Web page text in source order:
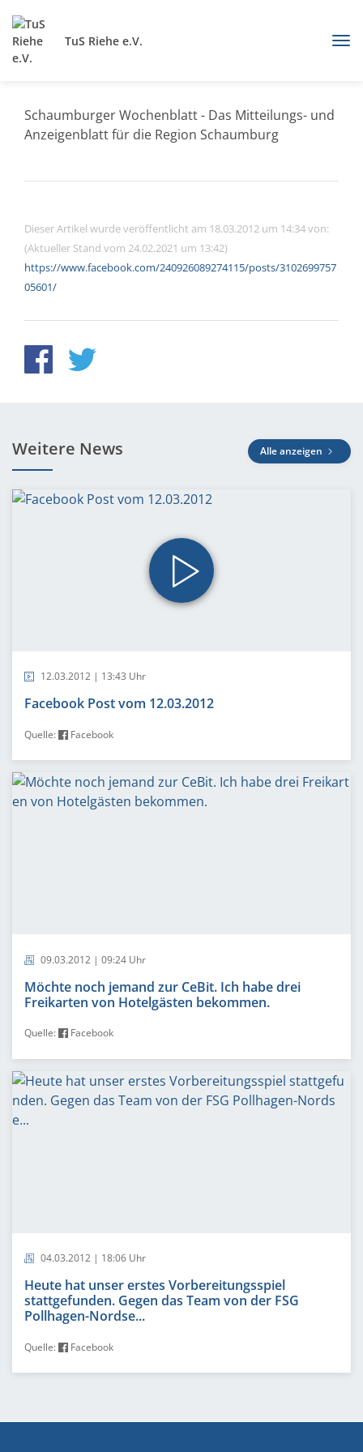
TuS Riehe e.V.
Schaumburger Wochenblatt - Das Mitteilungs- und
Anzeigenblatt für die Region Schaumburg
Dieser Artikel wurde veröffentlicht am 18.03.2012 um 14:34 von:
(Aktueller Stand vom 24.02.2021 um 13:42)
https://www.facebook.com/240926089274115/posts/3102699757
05601/
Weitere News Alle anzeigen
12.03.2012 | 13:43 Uhr
Facebook Post vom 12.03.2012
Quelle: Facebook
09.03.2012 | 09:24 Uhr
Möchte noch jemand zur CeBit. Ich habe drei
Freikarten von Hotelgästen bekommen.
Quelle: Facebook
04.03.2012 | 18:06 Uhr
Heute hat unser erstes Vorbereitungsspiel
stattgefunden. Gegen das Team von der FSG
Pollhagen-Nordse...
Quelle: Facebook